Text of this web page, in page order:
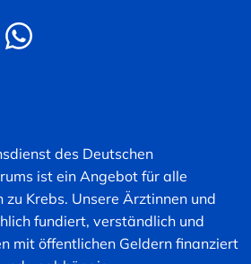
des Deutschen
ist ein Angebot für alle
zu Krebs. Unsere Ärztinnen und
fundiert, verständlich und
mit öffentlichen Geldern finanziert